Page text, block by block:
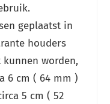
geplaatst in
houders
worden,
6 cm ( 64 mm )
5 cm ( 52